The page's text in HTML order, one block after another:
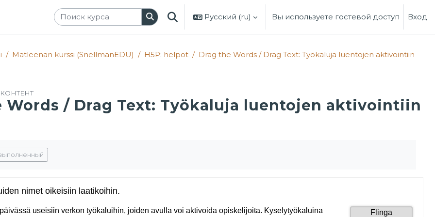
ИЗМЕНИТЬ ДАННЫЕ ПОИСКОВОЙ СТРОКИ
Русский ‎(ru)‎ Вы используете гостевой доступ Вход
Matleenan kurssi (SnellmanEDU) H5P: helpot Drag the Words / Drag Text: Työkaluja luentojen aktivointiin
Words / Drag Text: Työkaluja luentojen aktivointiin